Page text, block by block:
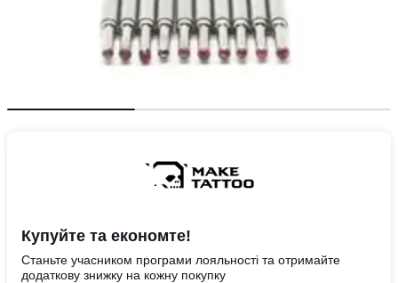
Купуйте та економте!
Станьте учасником програми лояльності та отримайте
додаткову знижку на кожну покупку